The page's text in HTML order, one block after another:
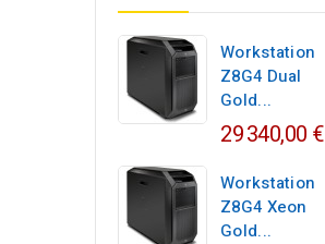
Workstation
Z8G4 Dual
Gold...
29 340,00 €
Workstation
Z8G4 Xeon
Gold...